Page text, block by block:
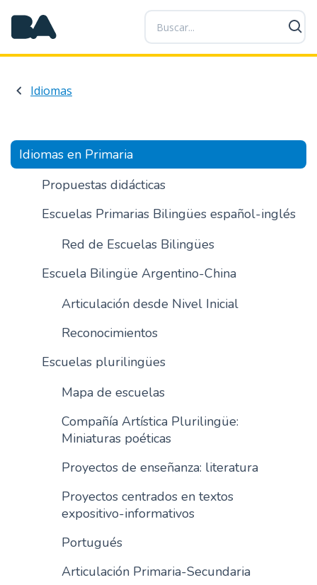
P
a
s
a
o
t
n
d
p
r
i
a
l
Idiomas
Idiomas en Primaria
Propuestas didácticas
Escuelas Primarias Bilingües español-inglés
Red de Escuelas Bilingües
Escuela Bilingüe Argentino-China
Articulación desde Nivel Inicial
Reconocimientos
Escuelas plurilingües
Mapa de escuelas
Compañía Artística Plurilingüe:
Miniaturas poéticas
Proyectos de enseñanza: literatura
Proyectos centrados en textos
expositivo-informativos
Portugués
Articulación Primaria-Secundaria